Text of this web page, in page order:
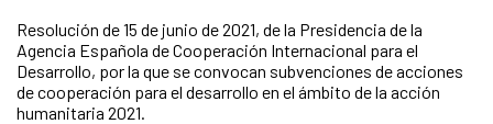
Resolución de 15 de junio de 2021, de la Presidencia de la
Agencia Española de Cooperación Internacional para el
Desarrollo, por la que se convocan subvenciones de acciones
de cooperación para el desarrollo en el ámbito de la acción
humanitaria 2021.